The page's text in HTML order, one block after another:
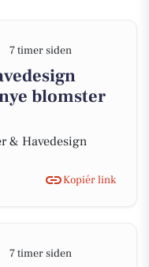
7 timer siden
blomster
& Havedesign
Kopiér link
7 timer siden